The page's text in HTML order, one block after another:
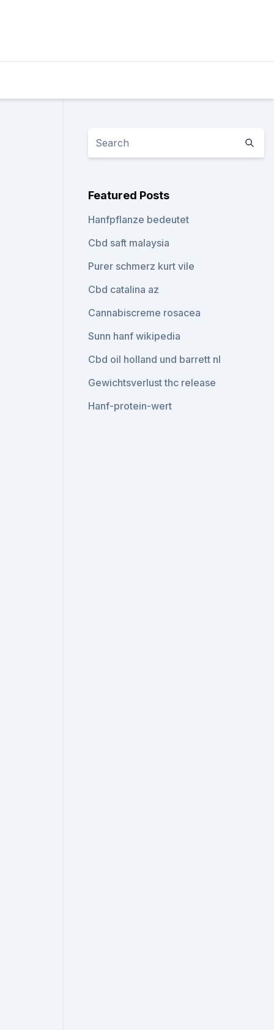
Featured Posts
Hanfpflanze bedeutet
Cbd saft malaysia
Purer schmerz kurt vile
Cbd catalina az
Cannabiscreme rosacea
Sunn hanf wikipedia
Cbd oil holland und barrett nl
Gewichtsverlust thc release
Hanf-protein-wert